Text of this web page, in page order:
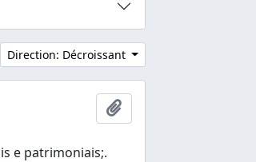
Direction: Décroissant
Ajouter au presse-
e patrimoniais;.